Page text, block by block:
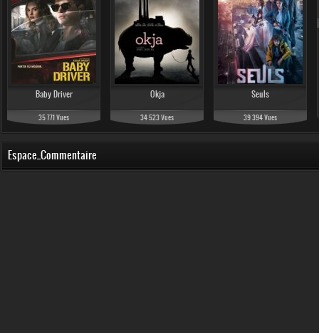
Baby Driver
35 771 Vues
Okja
34 523 Vues
Seuls
39 394 Vues
Espace_Commentaire